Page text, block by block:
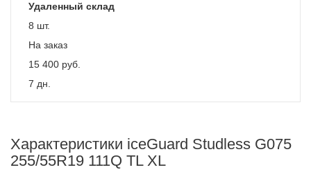
Удаленный склад
8 шт.
На заказ
15 400 руб.
7 дн.
Характеристики iceGuard Studless G075
255/55R19 111Q TL XL